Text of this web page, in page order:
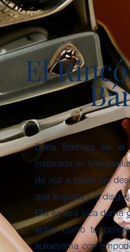
El
Doña Bárbara es el
Inspirada en
da voz a todos los
que le gusta y le
Ella es esa loca dama
actúa como tu
autoestima con